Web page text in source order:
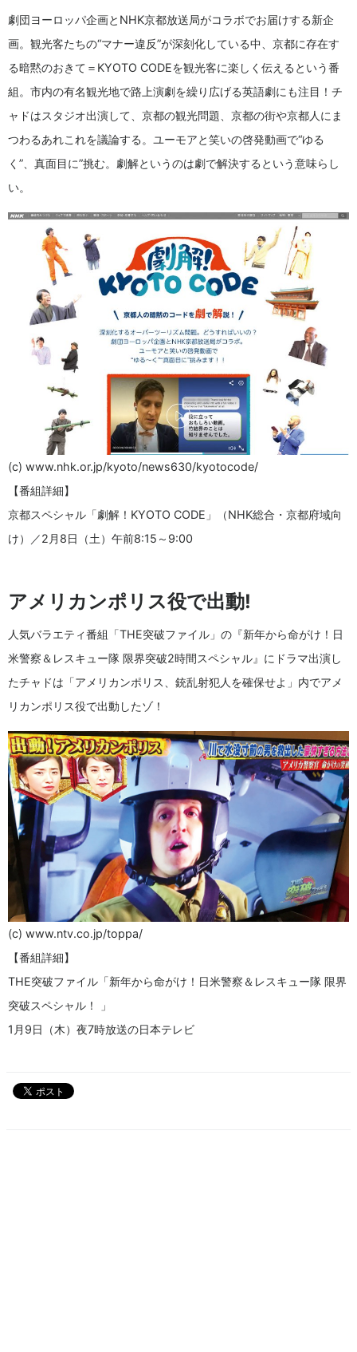
劇団ヨーロッパ企画とNHK京都放送局がコラボでお届けする新企
画。観光客たちの“マナー違反”が深刻化している中、京都に存在す
る暗黙のおきて＝KYOTO CODEを観光客に楽しく伝えるという番
組。市内の有名観光地で路上演劇を繰り広げる英語劇にも注目！チ
ャドはスタジオ出演して、京都の観光問題、京都の街や京都人にま
つわるあれこれを議論する。ユーモアと笑いの啓発動画で“ゆる
く”、真面目に”挑む。劇解というのは劇で解決するという意味らし
い。
(c) www.nhk.or.jp/kyoto/news630/kyotocode/
【番組詳細】
京都スペシャル「劇解！KYOTO CODE」（NHK総合・京都府域向
け）／2月8日（土）午前8:15～9:00
アメリカンポリス役で出動!
人気バラエティ番組「THE突破ファイル」の『新年から命がけ！日
米警察＆レスキュー隊 限界突破2時間スペシャル』にドラマ出演し
たチャドは「アメリカンポリス、銃乱射犯人を確保せよ」内でアメ
リカンポリス役で出動したゾ！
(c) www.ntv.co.jp/toppa/
【番組詳細】
THE突破ファイル「新年から命がけ！日米警察＆レスキュー隊 限界
突破スペシャル！ 」
1月9日（木）夜7時放送の日本テレビ